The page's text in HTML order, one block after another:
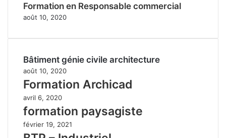
Formation en Responsable commercial
août 10, 2020
Bâtiment génie civile architecture
août 10, 2020
Formation Archicad
avril 6, 2020
formation paysagiste
février 19, 2021